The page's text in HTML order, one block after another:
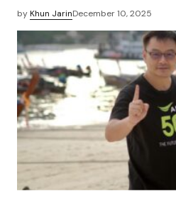
byKhun JarinDecember 10, 2025